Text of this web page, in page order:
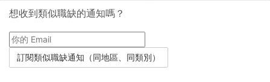
想收到類似職缺的通知嗎？